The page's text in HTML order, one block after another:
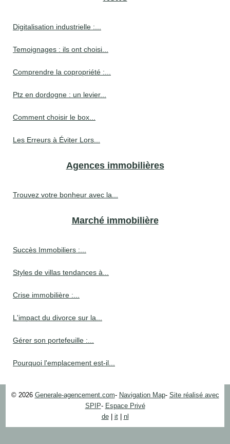
Digitalisation industrielle :...
Temoignages : ils ont choisi...
Comprendre la copropriété :...
Ptz en dordogne : un levier...
Comment choisir le box...
Les Erreurs à Éviter Lors...
Agences immobilières
Trouvez votre bonheur avec la...
Marché immobilière
Succès Immobiliers :...
Styles de villas tendances à...
Crise immobilière :...
L'impact du divorce sur la...
Gérer son portefeuille :...
Pourquoi l'emplacement est-il...
© 2026 Generale-agencement.com- Navigation Map- Site réalisé avec
SPIP- Espace Privé
de| it| nl